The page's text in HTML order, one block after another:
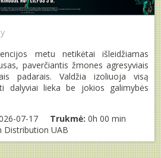
metu netikėtai išleidžiamas
paverčiantis žmones agresyviais
padarais. Valdžia izoliuoja visą
dalyviai lieka be jokios galimybės
07-17 Trukmė: 0h 00 min
Distribution UAB